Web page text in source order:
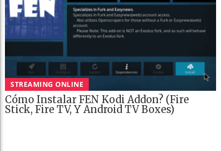
STREAMING ONLINE
Cómo Instalar FEN Kodi Addon? (Fire
Stick, Fire TV, Y Android TV Boxes)